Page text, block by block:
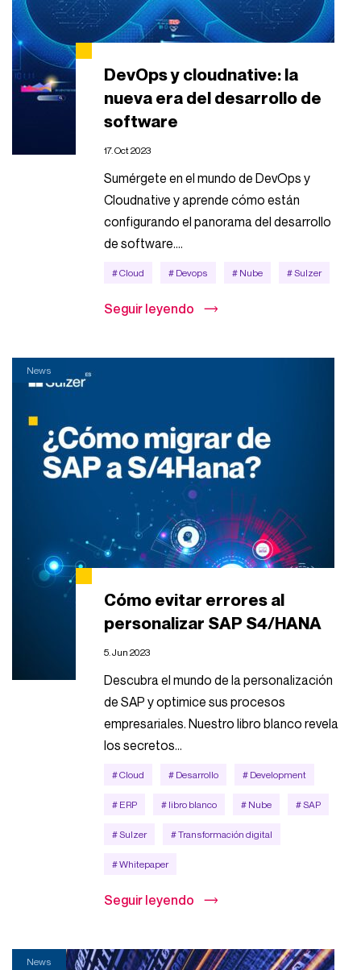
DevOps y cloudnative: la
nueva era del desarrollo de
software
17. Oct 2023
Sumérgete en el mundo de DevOps y
Cloudnative y aprende cómo están
configurando el panorama del desarrollo
de software....
# Cloud # Devops # Nube # Sulzer
Seguir leyendo
News
Cómo evitar errores al
personalizar SAP S4/HANA
5. Jun 2023
Descubra el mundo de la personalización
de SAP y optimice sus procesos
empresariales. Nuestro libro blanco revela
los secretos...
# Cloud # Desarrollo # Development
# ERP # libro blanco # Nube # SAP
# Sulzer # Transformación digital
# Whitepaper
Seguir leyendo
News